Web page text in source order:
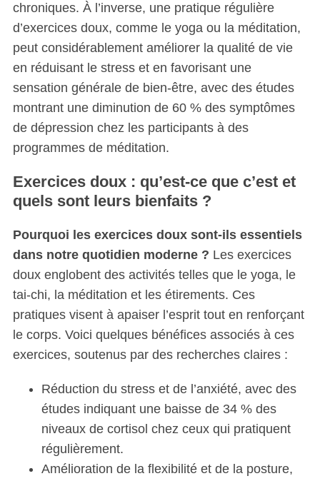
chroniques. À l’inverse, une pratique régulière
d’exercices doux, comme le yoga ou la méditation,
peut considérablement améliorer la qualité de vie
en réduisant le stress et en favorisant une
sensation générale de bien-être, avec des études
montrant une diminution de 60 % des symptômes
de dépression chez les participants à des
programmes de méditation.
Exercices doux : qu’est-ce que c’est et
quels sont leurs bienfaits ?
Pourquoi les exercices doux sont-ils essentiels
dans notre quotidien moderne ? Les exercices
doux englobent des activités telles que le yoga, le
tai-chi, la méditation et les étirements. Ces
pratiques visent à apaiser l’esprit tout en renforçant
le corps. Voici quelques bénéfices associés à ces
exercices, soutenus par des recherches claires :
Réduction du stress et de l’anxiété, avec des
études indiquant une baisse de 34 % des
niveaux de cortisol chez ceux qui pratiquent
régulièrement.
Amélioration de la flexibilité et de la posture,